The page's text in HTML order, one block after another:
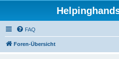
FAQ
Foren-Übersicht